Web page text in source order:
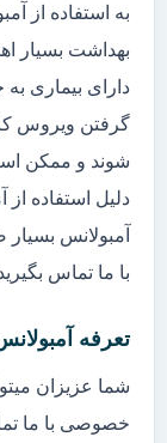
به استفاده از
بهداشت بسیار
دارای بیماری
گرفتن ویروس
شوند و ممکن
دلیل استفاده
آمبولانس
با ما تماس
تعرفه
شما عزیزان
خصوصی با ما